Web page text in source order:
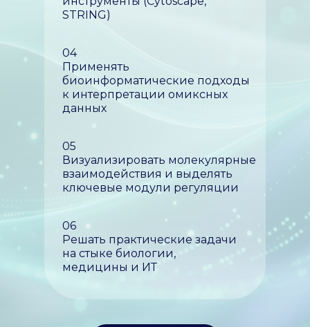
04
Применять
биоинформатические подходы
к интерпретации омиксных
данных
05
Визуализировать молекулярные
взаимодействия и выделять
ключевые модули регуляции
06
Решать практические задачи
на стыке биологии,
медицины и ИТ
STRING)